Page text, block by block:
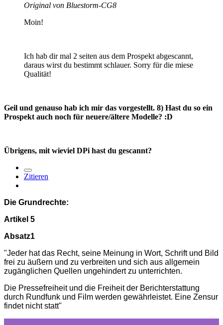
Original von Bluestorm-CG8
Moin!
Ich hab dir mal 2 seiten aus dem Prospekt abgescannt,
daraus wirst du bestimmt schlauer. Sorry für die miese
Qualität!
Geil und genauso hab ich mir das vorgestellt. 8) Hast du so ein
Prospekt auch noch für neuere/ältere Modelle? :D
Übrigens, mit wieviel DPi hast du gescannt?
Zitieren
Die Grundrechte:
Artikel 5
Absatz1
"Jeder hat das Recht, seine Meinung in Wort, Schrift und Bild
frei zu äußern und zu verbreiten und sich aus allgemein
zugänglichen Quellen ungehindert zu unterrichten.
Die Pressefreiheit und die Freiheit der Berichterstattung
durch Rundfunk und Film werden gewährleistet. Eine Zensur
findet nicht statt"